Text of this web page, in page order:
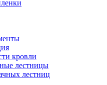
кровли
лестницы
лестниц